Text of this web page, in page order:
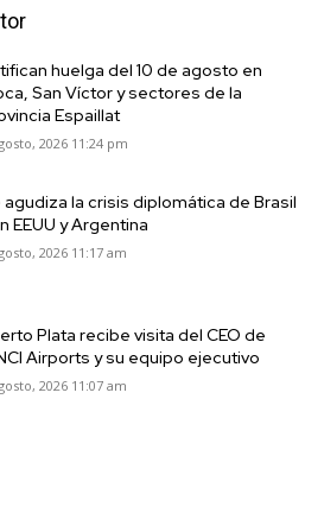
huelga del 10 de agosto en
San Víctor y sectores de la
Espaillat
2026 11:24 pm
agudiza la crisis diplomática de Brasil
EEUU y Argentina
2026 11:17 am
Plata recibe visita del CEO de
Airports y su equipo ejecutivo
2026 11:07 am